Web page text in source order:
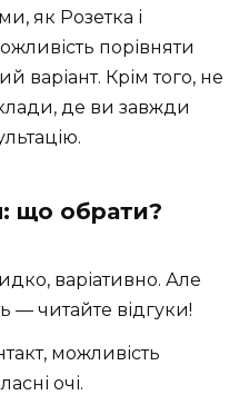
як Розетка і
порівняти
варіант. Крім того, не
де ви завжди
що обрати?
варіативно. Але
— читайте відгуки!
можливість
очі.